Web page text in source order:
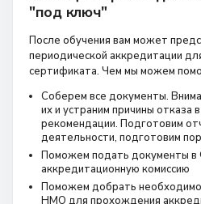
"под ключ"
После обучения вам может
периодической аккредитации
сертификата. Чем мы можем
Соберем все документы.
их и устраним причины отказа
рекомендации. Подготовим
деятельности, подготовим
Поможем подать документы
аккредитационную комиссию
Поможем добрать
НМО для прохождения